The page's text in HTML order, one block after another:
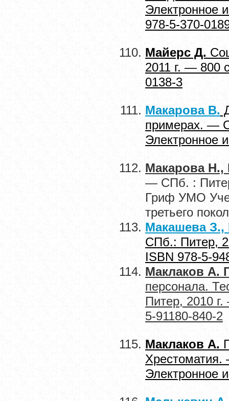
Электронное
978-5-370-
Майерс Д.
2011 г. — 800
0138-3
Макарова В.
примерах. —
Электронное
Макарова Н.,
— СПб. :
Гриф УМО
третьего
Макашева
СПб.: Питер,
ISBN 978-5-
Маклаков А.
персонала.
Питер, 2010
5-91180-840-2
Маклаков А.
Электронное